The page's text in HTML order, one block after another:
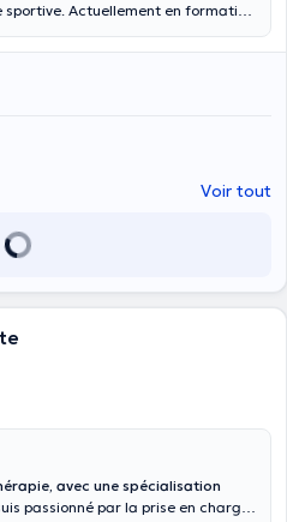
Actuellement en formation
région de Namur-Malonne. le
Voir tout
avec une spécialisation
passionné par la prise en charge